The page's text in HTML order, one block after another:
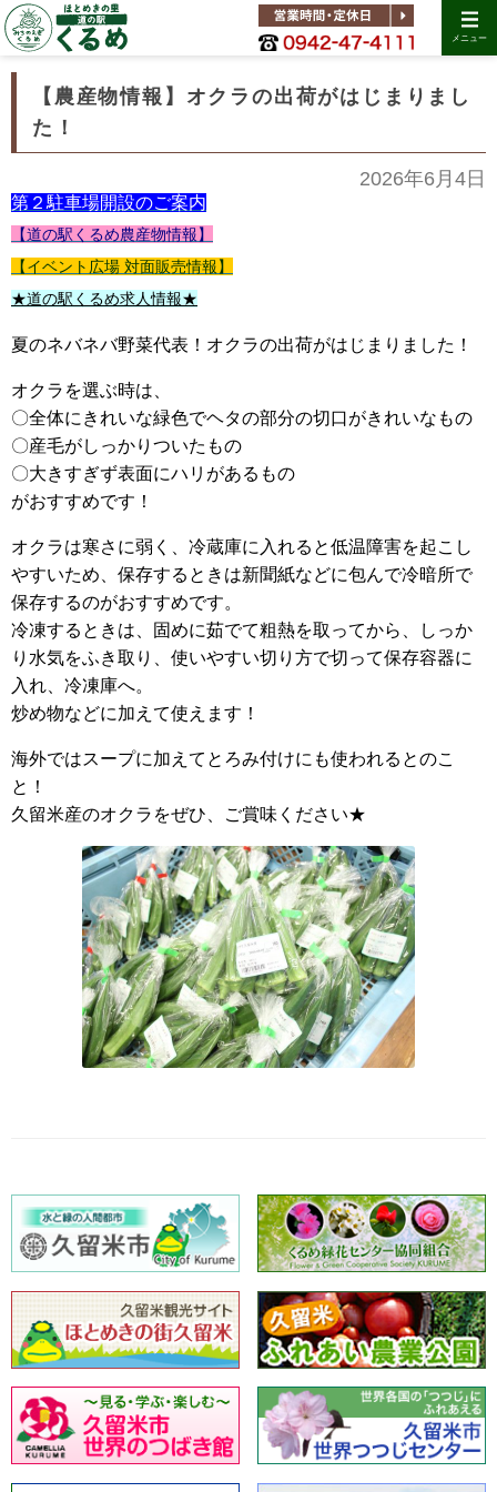
メニュー
【農産物情報】オクラの出荷がはじまりまし
た！
2026年6月4日
第２駐車場開設のご案内
【道の駅くるめ農産物情報】
【イベント広場 対面販売情報】
★道の駅くるめ求人情報★
夏のネバネバ野菜代表！オクラの出荷がはじまりました！
オクラを選ぶ時は、
〇全体にきれいな緑色でヘタの部分の切口がきれいなもの
〇産毛がしっかりついたもの
〇大きすぎず表面にハリがあるもの
がおすすめです！
オクラは寒さに弱く、冷蔵庫に入れると低温障害を起こし
やすいため、保存するときは新聞紙などに包んで冷暗所で
保存するのがおすすめです。
冷凍するときは、固めに茹でて粗熱を取ってから、しっか
り水気をふき取り、使いやすい切り方で切って保存容器に
入れ、冷凍庫へ。
炒め物などに加えて使えます！
海外ではスープに加えてとろみ付けにも使われるとのこ
と！
久留米産のオクラをぜひ、ご賞味ください★